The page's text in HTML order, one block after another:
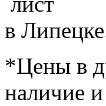
в
*Цены в
наличие